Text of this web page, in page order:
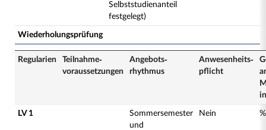
Selbststudienanteil
festgelegt)
Wiederholungsprüfung
Regularien
Teilnahme­
voraussetzungen
Angebots­
rhythmus
Anwesenheits­
pflicht
LV 1
Sommersemester
und
Nein %